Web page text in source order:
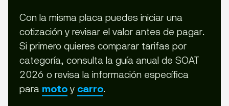
Con la misma placa puedes iniciar una
cotización y revisar el valor antes de pagar.
Si primero quieres comparar tarifas por
categoría, consulta la guía anual de SOAT
2026 o revisa la información específica
para moto y carro.